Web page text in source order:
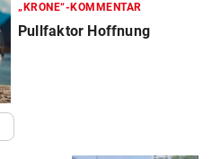
„KRONE“-KOMMENTAR
Pullfaktor Hoffnung